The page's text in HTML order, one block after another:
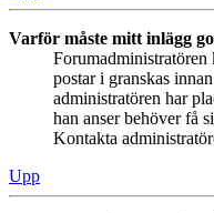
Varför måste mitt inlägg
postar i granskas
administratören har
han anser behöver få
Kontakta
Upp